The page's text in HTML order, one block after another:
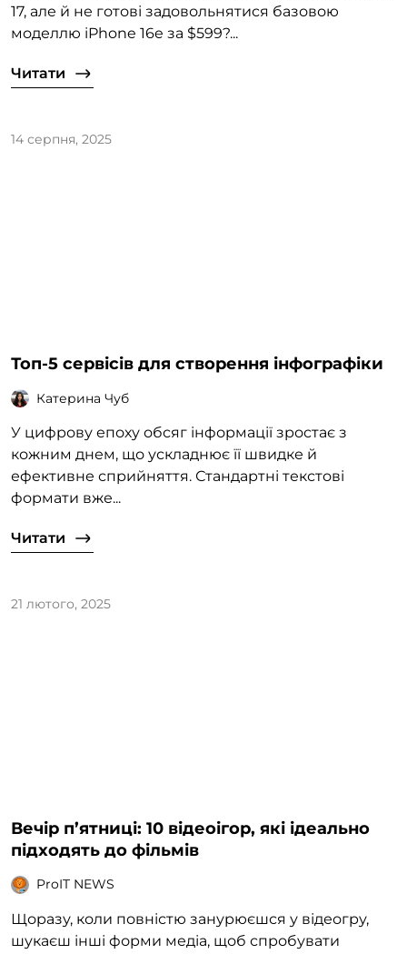
17, але й не готові задовольнятися базовою
моделлю iPhone 16e за $599?...
Читати
14 серпня, 2025
Топ-5 сервісів для створення інфографіки
Катерина Чуб
У цифрову епоху обсяг інформації зростає з
кожним днем, що ускладнює її швидке й
ефективне сприйняття. Стандартні текстові
формати вже...
Читати
21 лютого, 2025
Вечір п’ятниці: 10 відеоігор, які ідеально
підходять до фільмів
ProIT NEWS
Щоразу, коли повністю занурюєшся у відеогру,
шукаєш інші форми медіа, щоб спробувати